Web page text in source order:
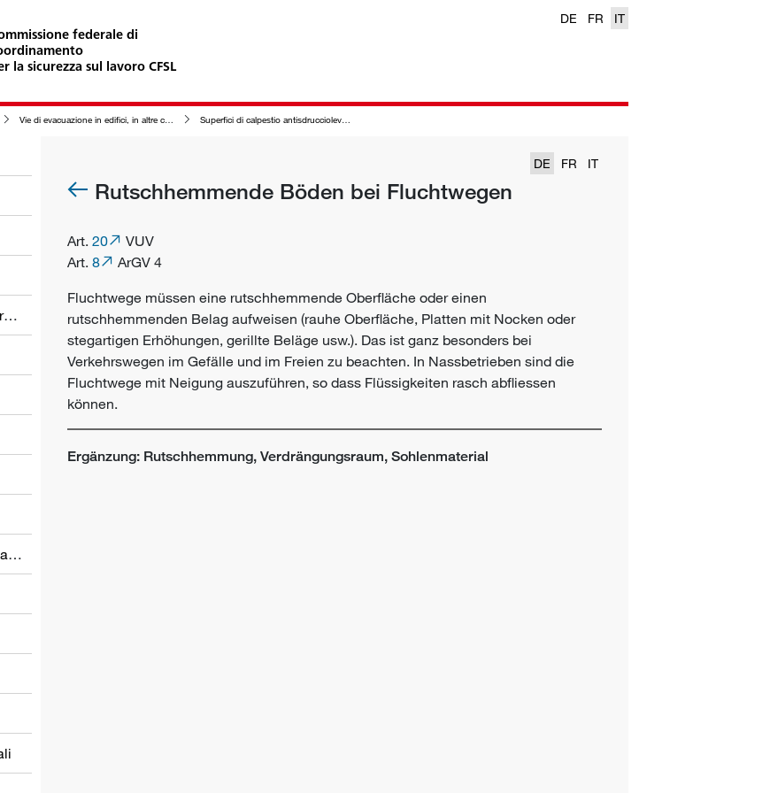
federale di
la sicurezza sul lavoro CFSL
DE FR IT
Vie di evacuazione in edifici, in altre costruzioni e nelle zone circostanti Superfici di calpestio antisdrucciolevoli delle vie di evacuazione
Obblighi dei datori di lavoro e dei lavoratori
Prevenzione nel settore della medicina del lavoro
DE FR IT
Rutschhemmende Böden bei Fluchtwegen
Art. 20
VUV
Art. 8
ArGV 4
Fluchtwege müssen eine rutschhemmende Oberfläche oder einen
rutschhemmenden Belag aufweisen (rauhe Oberfläche, Platten mit Nocken oder
stegartigen Erhöhungen, gerillte Beläge usw.). Das ist ganz besonders bei
Verkehrswegen im Gefälle und im Freien zu beachten. In Nassbetrieben sind die
Fluchtwege mit Neigung auszuführen, so dass Flüssigkeiten rasch abfliessen
können.
Ergänzung: Rutschhemmung, Verdrängungsraum, Sohlenmaterial